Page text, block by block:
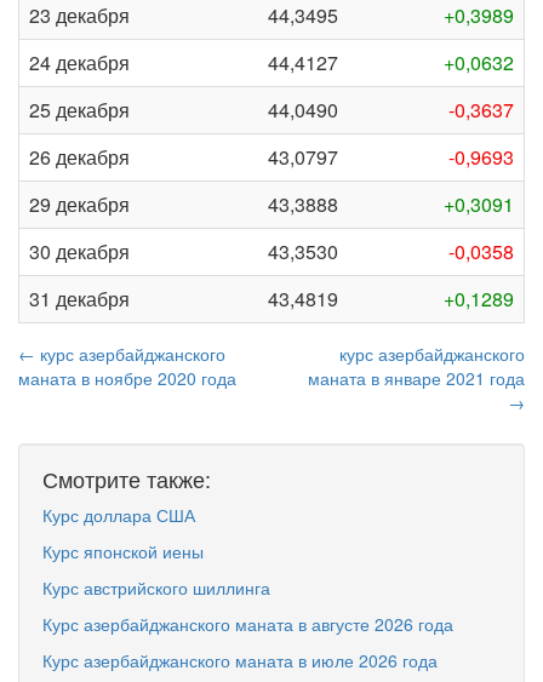
23 декабря
44,3495
+0,3989
24 декабря
44,4127
+0,0632
25 декабря
44,0490
-0,3637
26 декабря
43,0797
-0,9693
29 декабря
43,3888
+0,3091
30 декабря
43,3530
-0,0358
31 декабря
43,4819 +0,1289
← курс азербайджанского
маната в ноябре 2020 года
курс азербайджанского
маната в январе 2021 года
→
Смотрите также:
Курс доллара США
Курс японской иены
Курс австрийского шиллинга
Курс азербайджанского маната в августе 2026 года
Курс азербайджанского маната в июле 2026 года